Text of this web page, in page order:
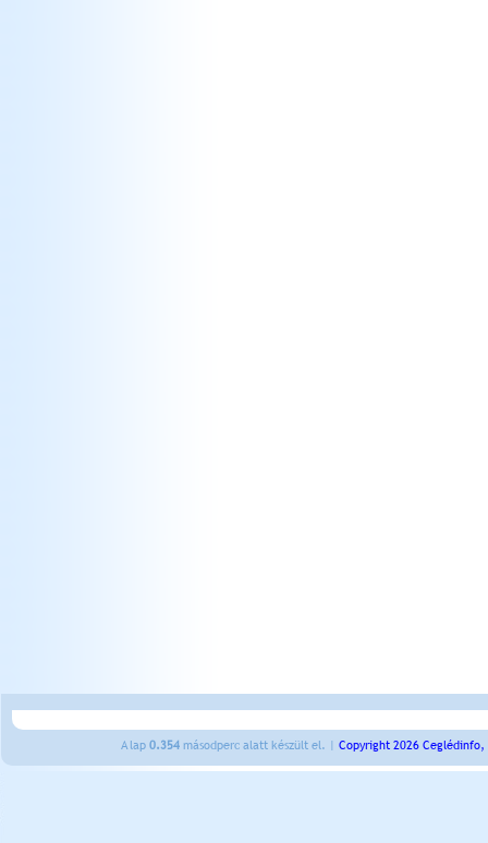
A lap 0.354 másodperc alatt készült el. | Copyright 2026